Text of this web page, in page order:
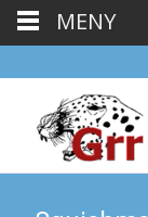
MENY